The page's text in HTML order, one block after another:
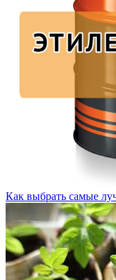
Как выбрать самые